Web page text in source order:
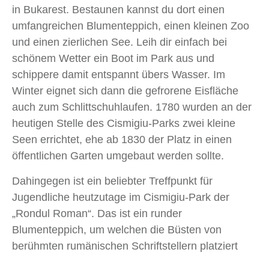
in Bukarest. Bestaunen kannst du dort einen
umfangreichen Blumenteppich, einen kleinen Zoo
und einen zierlichen See. Leih dir einfach bei
schönem Wetter ein Boot im Park aus und
schippere damit entspannt übers Wasser. Im
Winter eignet sich dann die gefrorene Eisfläche
auch zum Schlittschuhlaufen. 1780 wurden an der
heutigen Stelle des Cismigiu-Parks zwei kleine
Seen errichtet, ehe ab 1830 der Platz in einen
öffentlichen Garten umgebaut werden sollte.
Dahingegen ist ein beliebter Treffpunkt für
Jugendliche heutzutage im Cismigiu-Park der
„Rondul Roman“. Das ist ein runder
Blumenteppich, um welchen die Büsten von
berühmten rumänischen Schriftstellern platziert